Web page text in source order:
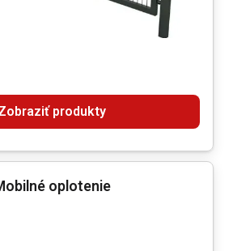
produkty
oplotenie